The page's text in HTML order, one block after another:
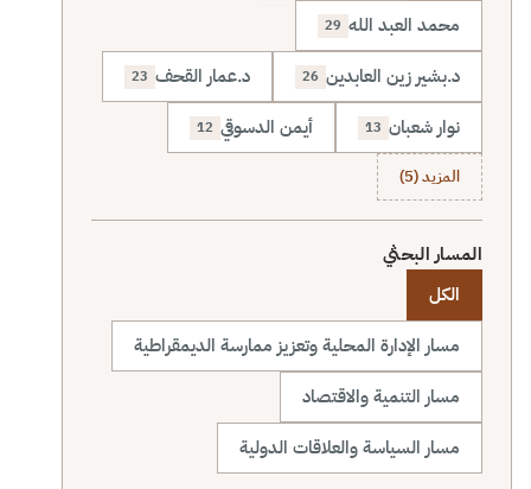
محمد العبد الله 29
د.بشير زين العابدين 26 د.عمار القحف 23
نوار شعبان 13 أيمن الدسوقي 12
المزيد (5)
المسار البحثي
الكل
مسار الإدارة المحلية وتعزيز ممارسة الديمقراطية
مسار التنمية والاقتصاد
مسار السياسة والعلاقات الدولية